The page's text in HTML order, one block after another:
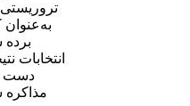
برده
انتخابات
دست
مذاکره